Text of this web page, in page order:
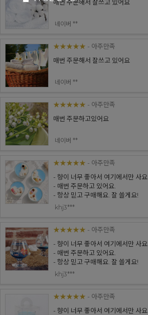
매번 주문해서 잘쓰고 있어요
네이버 **
★★★★★ - 아주만족
매번 주문해서 잘쓰고 있어요
네이버 **
★★★★★ - 아주만족
매번 주문하고있어요
네이버 **
★★★★★ - 아주만족
- 향이 너무 좋아서 여기에서만 사요.
- 매번 주문하고 있어요.
- 항상 믿고 구매해요. 잘 쓸게요!
khj3***
★★★★★ - 아주만족
- 향이 너무 좋아서 여기에서만 사요.
- 매번 주문하고 있어요.
- 항상 믿고 구매해요. 잘 쓸게요!
khj3***
★★★★★ - 아주만족
- 향이 너무 좋아서 여기에서만 사요.